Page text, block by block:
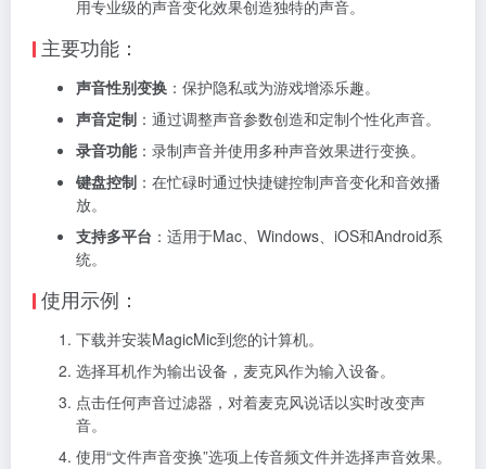
用专业级的声音变化效果创造独特的声音。
主要功能：
声音性别变换 ：保护隐私或为游戏增添乐趣。
声音定制 ：通过调整声音参数创造和定制个性化声音。
录音功能：录制声音并使用多种声音效果进行变换。
键盘控制 ：在忙碌时通过快捷键控制声音变化和音效播
放。
支持多平台 ：适用于Mac、Windows、iOS和Android系
统。
使用示例：
下载并安装MagicMic到您的计算机。
选择耳机作为输出设备，麦克风作为输入设备。
点击任何声音过滤器，对着麦克风说话以实时改变声
音。
使用“文件声音变换”选项上传音频文件并选择声音效果。